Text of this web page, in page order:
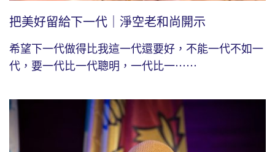
把美好留給下一代｜淨空老和尚開示
希望下一代做得比我這一代還要好，不能一代不如一
代，要一代比一代聰明，一代比一⋯⋯